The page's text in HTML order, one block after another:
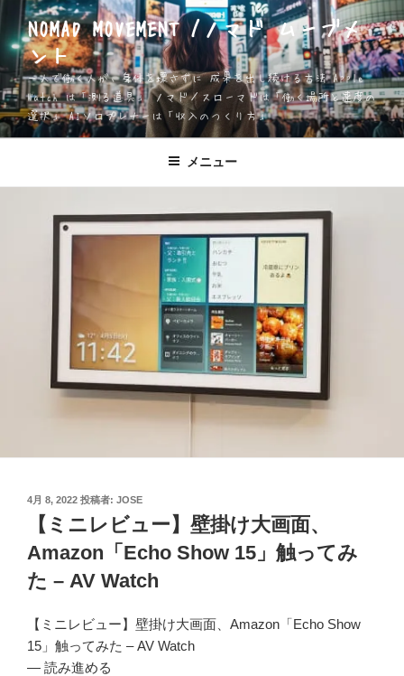
ン
テ
ン
ツ
へ
ス
NOMAD MOVEMENT /ノマド ムーブメ
ント
一人で働く人が、身体を壊さずに 成果を出し続ける方法 Apple
Watch は「測る道具」 ノマド／スローマドは「働く場所と速度の
選択」 AIソロプレナーは「収入のつくり方」
メニュー
投
日:
4月 8, 2022 投稿者: JOSE
【ミニレビュー】壁掛け大画面、
Amazon「Echo Show 15」触ってみ
た – AV Watch
【ミニレビュー】壁掛け大画面、Amazon「Echo Show
15」触ってみた – AV Watch
— 読み進める